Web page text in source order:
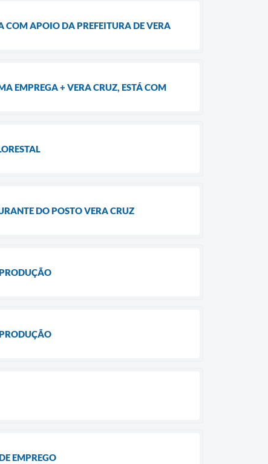
COM APOIO DA PREFEITURA DE VERA
EMPREGA + VERA CRUZ, ESTÁ COM
DO POSTO VERA CRUZ
EMPREGO